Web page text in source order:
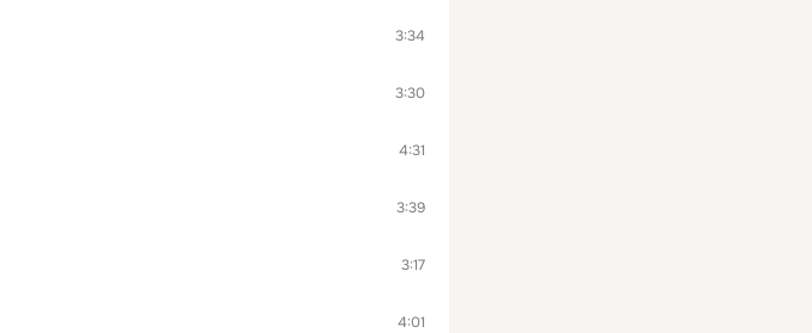
3:34
3:30
4:31
3:39
3:17
4:01